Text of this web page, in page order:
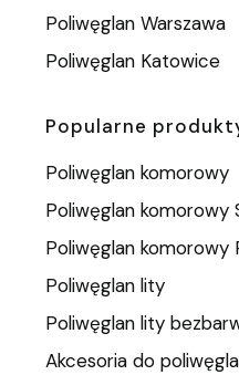
Poliwęglan Warszawa
Poliwęglan Katowice
Popularne
Poliwęglan komorowy
Poliwęglan komorowy
Poliwęglan komorowy
Poliwęglan lity
Poliwęglan lity
Akcesoria do